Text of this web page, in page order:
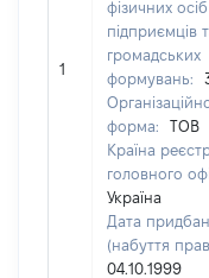
1
фізичних
підприємців
громадських
формувань:
форма:
ТОВ
Країна
головного
Україна
Дата
(набуття
04.10.1999